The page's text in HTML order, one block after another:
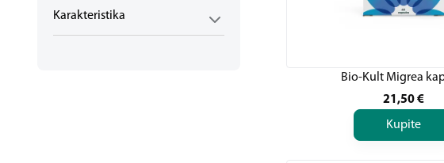
Karakteristika
Bio-Kult Migrea
21,50€
Kupite